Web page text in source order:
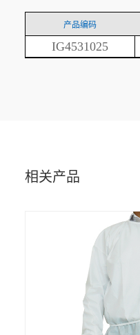
产品编码
IG4531025
相关产品